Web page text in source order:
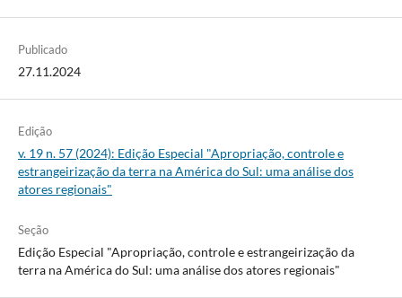
Publicado
27.11.2024
Edição
v. 19 n. 57 (2024): Edição Especial "Apropriação, controle e
estrangeirização da terra na América do Sul: uma análise dos
atores regionais"
Seção
Edição Especial "Apropriação, controle e estrangeirização da
terra na América do Sul: uma análise dos atores regionais"